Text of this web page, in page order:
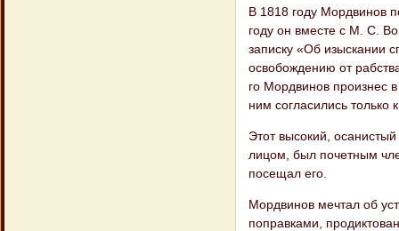
В 1818 году Мордвинов
году он вместе с М. С.
записку «Об изыскании
освобождению от
го Мордвинов произнес
ним согласились
Этот высокий,
лицом, был почетным
посещал его.
Мордвинов мечтал об
поправками,